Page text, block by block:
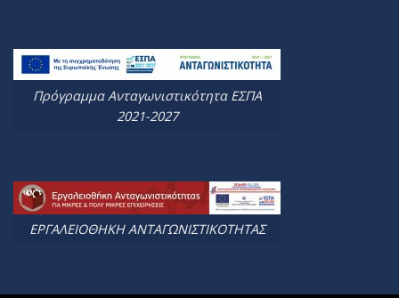
Πρόγραμμα Ανταγωνιστικότητα ΕΣΠΑ
2021-2027
ΕΡΓΑΛΕΙΟΘΗΚΗ ΑΝΤΑΓΩΝΙΣΤΙΚΟΤΗΤΑΣ